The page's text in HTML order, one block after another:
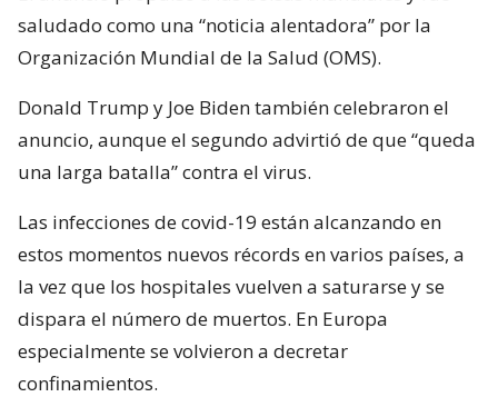
saludado como una “noticia alentadora” por la
Organización Mundial de la Salud (OMS).
Donald Trump y Joe Biden también celebraron el
anuncio, aunque el segundo advirtió de que “queda
una larga batalla” contra el virus.
Las infecciones de covid-19 están alcanzando en
estos momentos nuevos récords en varios países, a
la vez que los hospitales vuelven a saturarse y se
dispara el número de muertos. En Europa
especialmente se volvieron a decretar
confinamientos.